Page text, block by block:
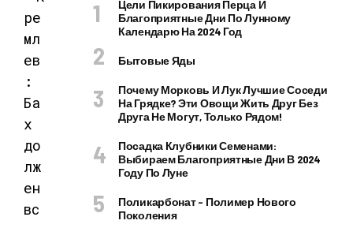
Цели Пикирования Перца И
Благоприятные Дни По Лунному
Календарю На 2024 Год
Бытовые Яды
Почему Морковь И Лук Лучшие Соседи
На Грядке? Эти Овощи Жить Друг Без
Друга Не Могут, Только Рядом!
Посадка Клубники Семенами:
Выбираем Благоприятные Дни В 2024
Году По Луне
Поликарбонат – Полимер Нового
Поколения